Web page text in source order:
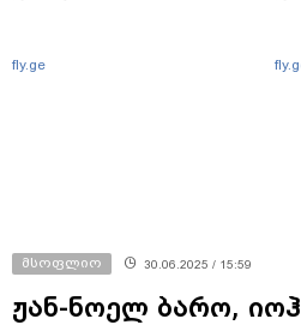
fly.ge
მსოფლიო 30.06.2025 / 15:59
ჟან-ნოელ ბარო,